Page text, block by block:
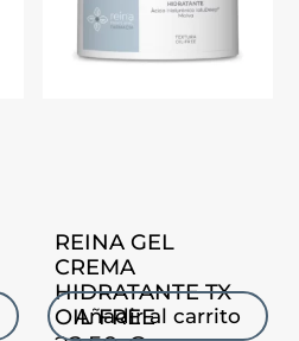
REINA GEL
CREMA
HIDRATANTE TX
OIL FREE
Añadir al carrito